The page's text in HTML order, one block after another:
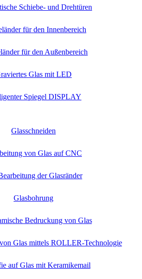
Schiebe- und Drehtüren
für den Innenbereich
für den Außenbereich
Glas mit LED
Spiegel DISPLAY
Glasschneiden
von Glas auf CNC
der Glasränder
Glasbohrung
Bedruckung von Glas
Glas mittels ROLLER-Technologie
auf Glas mit Keramikemail